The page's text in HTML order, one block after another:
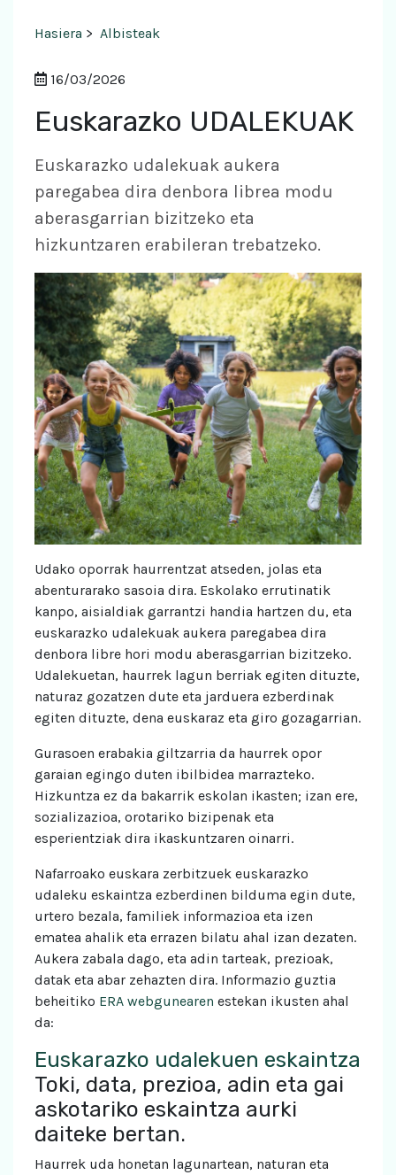
Hasiera > Albisteak
16/03/2026
Euskarazko UDALEKUAK
Euskarazko udalekuak aukera
paregabea dira denbora librea modu
aberasgarrian bizitzeko eta
hizkuntzaren erabileran trebatzeko.
Udako oporrak haurrentzat atseden, jolas eta
abenturarako sasoia dira. Eskolako errutinatik
kanpo, aisialdiak garrantzi handia hartzen du, eta
euskarazko udalekuak aukera paregabea dira
denbora libre hori modu aberasgarrian bizitzeko.
Udalekuetan, haurrek lagun berriak egiten dituzte,
naturaz gozatzen dute eta jarduera ezberdinak
egiten dituzte, dena euskaraz eta giro gozagarrian.
Gurasoen erabakia giltzarria da haurrek opor
garaian egingo duten ibilbidea marrazteko.
Hizkuntza ez da bakarrik eskolan ikasten; izan ere,
sozializazioa, orotariko bizipenak eta
esperientziak dira ikaskuntzaren oinarri.
Nafarroako euskara zerbitzuek euskarazko
udaleku eskaintza ezberdinen bilduma egin dute,
urtero bezala, familiek informazioa eta izen
ematea ahalik eta errazen bilatu ahal izan dezaten.
Aukera zabala dago, eta adin tarteak, prezioak,
datak eta abar zehazten dira. Informazio guztia
beheitiko ERA webgunearen estekan ikusten ahal
da:
Euskarazko udalekuen eskaintza
Toki, data, prezioa, adin eta gai
askotariko eskaintza aurki
daiteke bertan.
Haurrek uda honetan lagunartean, naturan eta